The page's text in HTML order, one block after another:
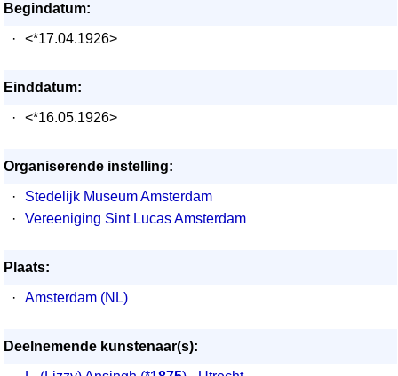
Begindatum:
·
<*17.04.1926>
Einddatum:
·
<*16.05.1926>
Organiserende instelling:
·
Stedelijk Museum Amsterdam
·
Vereeniging Sint Lucas Amsterdam
Plaats:
·
Amsterdam (NL)
Deelnemende kunstenaar(s):